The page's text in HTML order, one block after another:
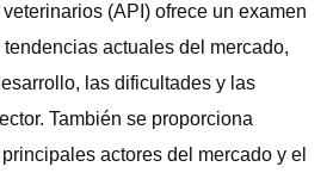
(API) ofrece un examen
actuales del mercado,
las dificultades y las
También se proporciona
actores del mercado y el